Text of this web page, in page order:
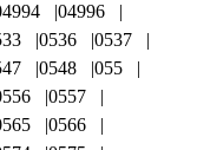
04996
0536
0537
0548
055
0557
0566